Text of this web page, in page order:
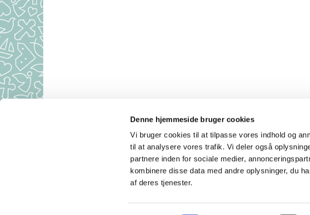
Denne hjemmeside bruger cookies
Vi bruger cookies til at tilpasse vores indhold og
til at analysere vores trafik. Vi deler også
partnere inden for sociale medier,
kombinere disse data med andre oplysninger, du
af deres tjenester.
Aulum Kirke Markedspladsen 14, 7490
Kirkekontoret 51 15 30 97 tirs.-fre. 9-
Sognepræst Christian Lavdal
Sognepræst Johnny Oslo
Mail: